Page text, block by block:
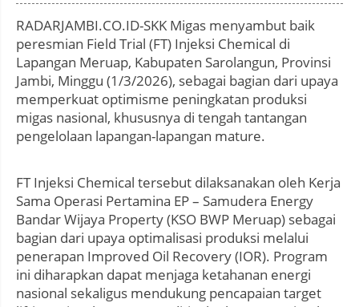
RADARJAMBI.CO.ID-SKK Migas menyambut baik
peresmian Field Trial (FT) Injeksi Chemical di
Lapangan Meruap, Kabupaten Sarolangun, Provinsi
Jambi, Minggu (1/3/2026), sebagai bagian dari upaya
memperkuat optimisme peningkatan produksi
migas nasional, khususnya di tengah tantangan
pengelolaan lapangan-lapangan mature.
FT Injeksi Chemical tersebut dilaksanakan oleh Kerja
Sama Operasi Pertamina EP – Samudera Energy
Bandar Wijaya Property (KSO BWP Meruap) sebagai
bagian dari upaya optimalisasi produksi melalui
penerapan Improved Oil Recovery (IOR). Program
ini diharapkan dapat menjaga ketahanan energi
nasional sekaligus mendukung pencapaian target